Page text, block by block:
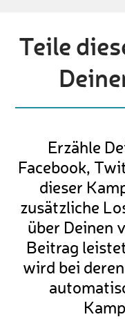
Teile
Erzähle
Facebook,
dieser
zusätzliche
über Deinen
Beitrag
wird bei